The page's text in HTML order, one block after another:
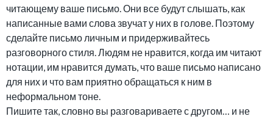
читающему ваше письмо. Они все будут слышать, как
написанные вами слова звучат у них в голове. Поэтому
сделайте письмо личным и придерживайтесь
разговорного стиля. Людям не нравится, когда им читают
нотации, им нравится думать, что ваше письмо написано
для них и что вам приятно обращаться к ним в
неформальном тоне.
Пишите так, словно вы разговариваете с другом… и не